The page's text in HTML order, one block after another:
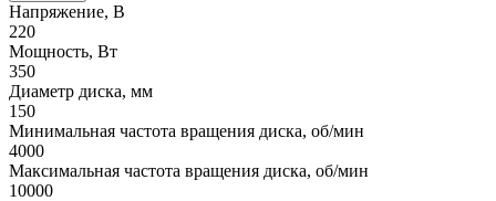
Напряжение, В
220
Мощность, Вт
350
Диаметр диска, мм
150
Минимальная частота вращения диска, об/мин
4000
Максимальная частота вращения диска, об/мин
10000